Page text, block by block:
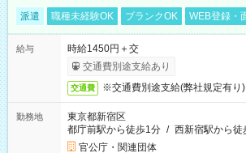
派遣 職種未経験OK ブランクOK WEB登録・
給与
時給1450円＋交
交通費別途支給あり
交通費 ※交通費別途支給(弊社規定有り)
勤務地
東京都新宿区
都庁前駅から徒歩1分 / 西新宿駅から徒
官公庁・関連団体